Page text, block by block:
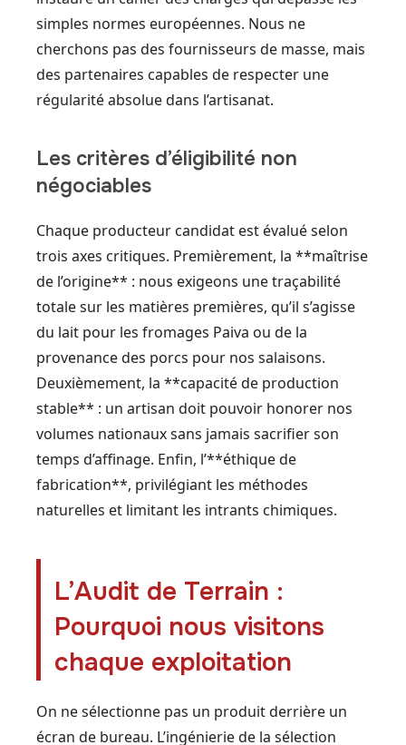
simples normes européennes. Nous ne
cherchons pas des fournisseurs de masse, mais
des partenaires capables de respecter une
régularité absolue dans l’artisanat.
Les critères d’éligibilité non
négociables
Chaque producteur candidat est évalué selon
trois axes critiques. Premièrement, la **maîtrise
de l’origine** : nous exigeons une traçabilité
totale sur les matières premières, qu’il s’agisse
du lait pour les fromages Paiva ou de la
provenance des porcs pour nos salaisons.
Deuxièmement, la **capacité de production
stable** : un artisan doit pouvoir honorer nos
volumes nationaux sans jamais sacrifier son
temps d’affinage. Enfin, l’**éthique de
fabrication**, privilégiant les méthodes
naturelles et limitant les intrants chimiques.
L’Audit de Terrain :
Pourquoi nous visitons
chaque exploitation
On ne sélectionne pas un produit derrière un
écran de bureau. L’ingénierie de la sélection